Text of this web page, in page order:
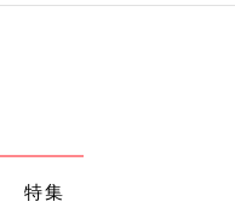
特集